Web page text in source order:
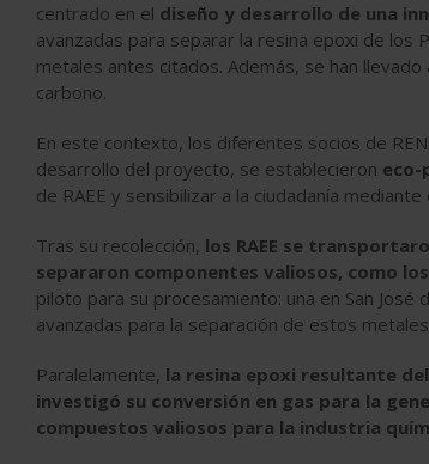
centrado en el diseño y desarrollo de una
avanzadas para separar la resina epoxi de los
metales antes citados. Además, se han
carbono.
En este contexto, los diferentes socios de
desarrollo del proyecto, se establecieron eco-
de RAEE y sensibilizar a la ciudadanía
Tras su recolección, los RAEE se
separaron componentes valiosos, como los
piloto para su procesamiento: una en San José
avanzadas para la separación de estos
Paralelamente, la resina epoxi resultante
investigó su conversión en gas para la
compuestos valiosos para la industria